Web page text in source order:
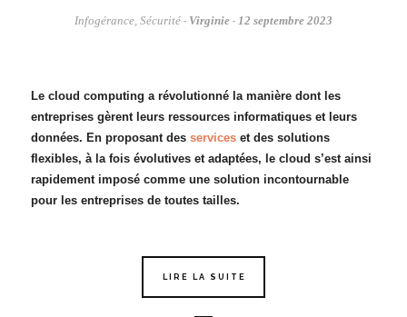
Infogérance, Sécurité - Virginie - 12 septembre 2023
Le cloud computing a révolutionné la manière dont les
entreprises gèrent leurs ressources informatiques et leurs
données. En proposant des serviceset des solutions
flexibles, à la fois évolutives et adaptées, le cloud s’est ainsi
rapidement imposé comme une solution incontournable
pour les entreprises de toutes tailles.
LIRE LA SUITE